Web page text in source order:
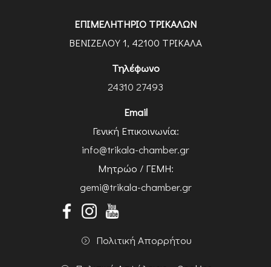
ΕΠΙΜΕΛΗΤΗΡΙΟ ΤΡΙΚΑΛΩΝ
ΒΕΝΙΖΕΛΟΥ 1, 42100 ΤΡΙΚΑΛΑ
Τηλέφωνο
24310 27493
Email
Γενική Επικοινωνία:
info@trikala-chamber.gr
Μητρώο / ΓΕΜΗ:
gemi@trikala-chamber.gr
Πολιτική Απορρήτου